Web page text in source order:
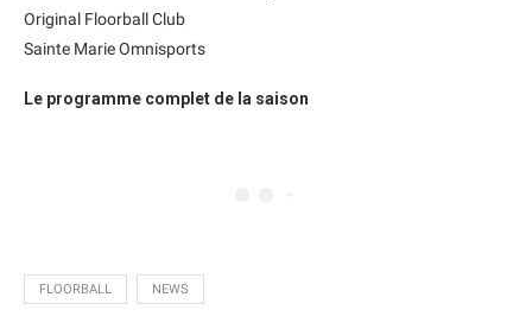
Original Floorball Club
Sainte Marie Omnisports
Le programme complet de la saison
FLOORBALL NEWS